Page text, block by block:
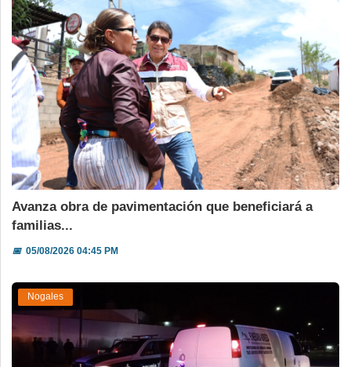
Avanza obra de pavimentación que beneficiará a
familias...
📅05/08/2026 04:45 PM
Nogales